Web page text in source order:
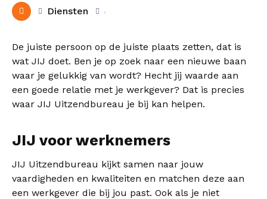
Diensten
De juiste persoon op de juiste plaats zetten, dat is
wat JIJ doet. Ben je op zoek naar een nieuwe baan
waar je gelukkig van wordt? Hecht jij waarde aan
een goede relatie met je werkgever? Dat is precies
waar JIJ Uitzendbureau je bij kan helpen.
JIJ voor werknemers
JIJ Uitzendbureau kijkt samen naar jouw
vaardigheden en kwaliteiten en matchen deze aan
een werkgever die bij jou past. Ook als je niet